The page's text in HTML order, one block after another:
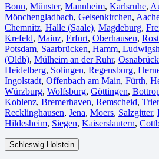
Bonn⁠, Münster⁠, Mannheim, Karlsruhe,
Mönchengladbach⁠, Gelsenkirchen⁠,
Chemnitz⁠, Halle (Saale)⁠, Magdeburg,
Krefeld⁠, Mainz⁠, Erfurt, Oberhausen⁠,
Potsdam, Saarbrücken⁠, Hamm,
(Oldb), Mülheim an der Ruhr, Osnabrück⁠
Heidelberg, Solingen, Regensburg,
Ingolstadt, Offenbach am Main, Fürth⁠,
Würzburg, Wolfsburg⁠, Göttingen,
Koblenz, Bremerhaven⁠, Remscheid, Trier⁠
Recklinghausen, Jena⁠, Moers⁠, Salzgitter⁠,
Hildesheim⁠, Siegen⁠, Kaiserslautern⁠,
Schleswig-Holstein